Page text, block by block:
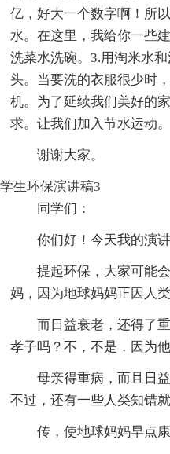
亿，好大一个数字啊！所
水。在这里，我给你一些
洗菜水洗碗。3.用淘米水
头。当要洗的衣服很少时
机。为了延续我们美好的
求。让我们加入节水运动。
谢谢大家。
学生环保演讲稿3
同学们：
你们好！今天我的演
提起环保，大家可能
妈，因为地球妈妈正因人
而日益衰老，还得了
孝子吗？不，不是，因为
母亲得重病，而且日
不过，还有一些人类知错
传，使地球妈妈早点康